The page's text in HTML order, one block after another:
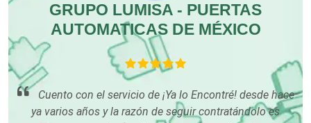
Compresores de aire
Computadoras
Conferencias Empresariales
GRUPO LUMISA - PUERTAS
AUTOMATICAS DE MÉXICO
Cuento con el servicio de ¡Ya lo Encontré! desde hace
ya varios años y la razón de seguir contratándolo es